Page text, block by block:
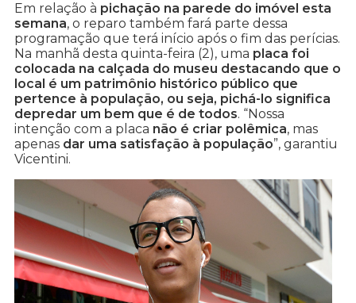
Em relação à pichação na parede do imóvel esta
semana, o reparo também fará parte dessa
programação que terá início após o fim das perícias.
Na manhã desta quinta-feira (2), uma placa foi
colocada na calçada do museu destacando que o
local é um patrimônio histórico público que
pertence à população, ou seja, pichá-lo significa
depredar um bem que é de todos. “Nossa
intenção com a placa não é criar polêmica, mas
apenas dar uma satisfação à população”, garantiu
Vicentini.